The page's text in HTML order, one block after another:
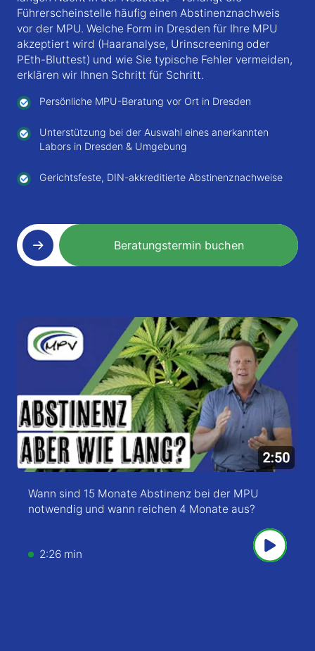
Führerscheinstelle häufig einen Abstinenznachweis
vor der MPU. Welche Form in Dresden für Ihre MPU
akzeptiert wird (Haaranalyse, Urinscreening oder
PEth-Bluttest) und wie Sie typische Fehler vermeiden,
erklären wir Ihnen Schritt für Schritt.
Persönliche MPU-Beratung vor Ort in Dresden
Unterstützung bei der Auswahl eines anerkannten
Labors in Dresden & Umgebung
Gerichtsfeste, DIN-akkreditierte Abstinenznachweise
Beratungstermin buchen
Wann sind 15 Monate Abstinenz bei der MPU
notwendig und wann reichen 4 Monate aus?
2:26 min